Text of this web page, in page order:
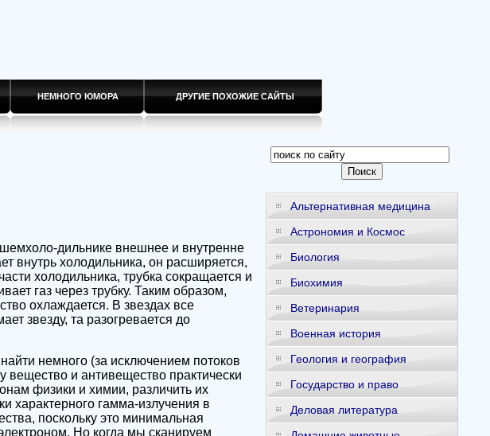
НЕМНОГО ЮМОРА ДРУГИЕ ПОХОЖИЕ САЙТЫ
дильнике внешнее и внутренне
внутрь холодильника, он расширяется,
холодильника, трубка сокращается и
газ через трубку. Таким образом,
охлаждается. В звездах все
звезду, та разогревается до
немного (за исключением потоков
вещество и антивещество практически
физики и химии, различить их
характерного гамма-излучения в
поскольку это минимальная
Но когда мы сканируем
Альтернативная медицина
Астрономия и Космос
Биология
Биохимия
Ветеринария
Военная история
Геология и география
Государство и право
Деловая литература